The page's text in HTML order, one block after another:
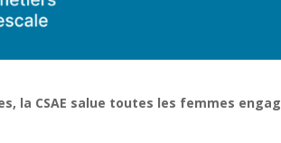
la CSAE salue toutes les femmes